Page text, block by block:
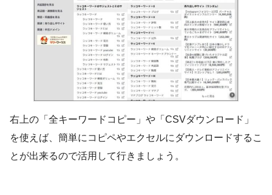
右上の「全キーワードコピー」や「CSVダウンロード」
を使えば、簡単にコピペやエクセルにダウンロードするこ
とが出来るので活用して行きましょう。